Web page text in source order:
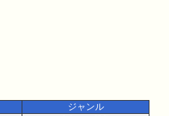
ジャンル